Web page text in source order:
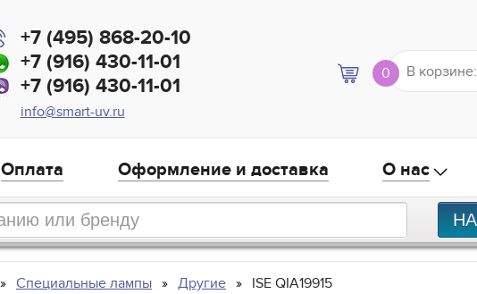
+7 (495) 868-20-10
+7 (916) 430-11-01
+7 (916) 430-11-01
info@smart-uv.ru
0 В корзине:
Оплата Оформление и доставка О нас
Специальные лампы Другие ISE QIA19915